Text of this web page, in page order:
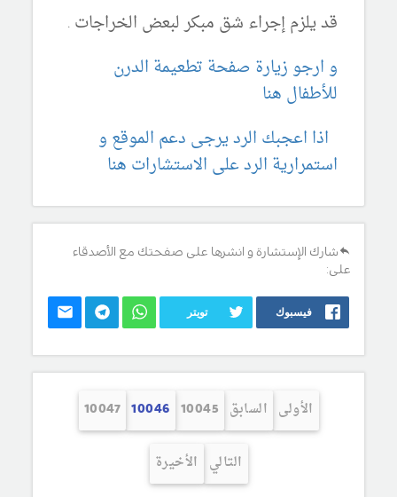
قد يلزم إجراء شق مبكر لبعض الخراجات .
و ارجو زيارة صفحة تطعيمة الدرن
للأطفال هنا
اذا اعجبك الرد يرجى دعم الموقع و
استمرارية الرد على الاستشارات هنا
شارك الإستشارة و انشرها على صفحتك مع الأصدقاء
على:
فيسبوك تويتر
الأولى السابق 10045
10046
10047
التالي الأخيرة